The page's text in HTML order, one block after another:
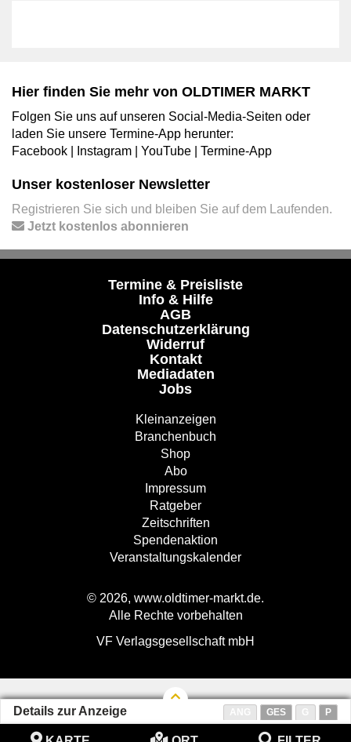
Details zur Anzeige GES P
Hier finden Sie mehr von OLDTIMER MARKT
Folgen Sie uns auf unseren Social-Media-Seiten oder
laden Sie unsere Termine-App herunter:
Facebook
Instagram YouTube Termine-App
Unser kostenloser Newsletter
Registrieren Sie sich und bleiben Sie auf dem Laufenden.
Jetzt kostenlos abonnieren
Termine & Preisliste
Info & Hilfe
AGB
Datenschutzerklärung
Widerruf
Kontakt
Mediadaten
Jobs
Kleinanzeigen
Branchenbuch
Shop
Abo
Impressum
Ratgeber
Zeitschriften
Spendenaktion
Veranstaltungskalender
© 2026, www.oldtimer-markt.de.
Alle Rechte vorbehalten
VF Verlagsgesellschaft mbH